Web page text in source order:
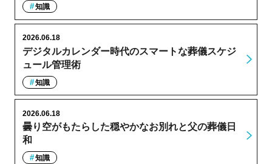
知識
デジタルカレンダー時代のスマートな葬儀スケジ
ュール管理術
2026.06.18
知識
曇り空がもたらした穏やかなお別れと父の葬儀日
和
2026.06.18
知識